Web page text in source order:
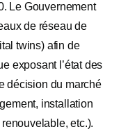
Le Gouvernement
de réseau de
twins) afin de
exposant l’état des
décision du marché
installation
etc.).